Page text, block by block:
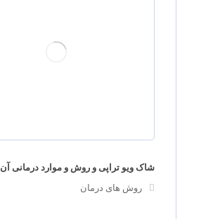
شاک ویو تراپی و روش و موارد درمانی آن
روش های درمان